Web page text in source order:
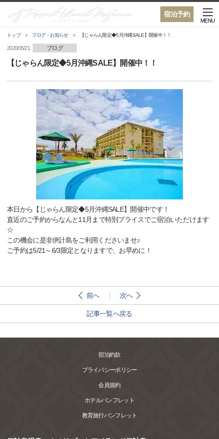
宿泊予約
MENU
トップ ブログ・お知らせ 【じゃらん限定◆5月沖縄SALE】開催中！！
2020/05/21 ブログ
【じゃらん限定◆5月沖縄SALE】開催中！！
本日から【じゃらん限定◆5月沖縄SALE】開催中です！
直近のご予約からなんと11月まで特別プライスでご宿泊いただけます
☆
この機会に是非伊計島をご利用くださいませ♪
ご予約は5/21～6/3限定となりますで、お早めに！
前へ 次へ
記事一覧へ戻る
宿泊約款
プライバシーポリシー
会員規約
ホテルパンフレット
教育旅行パンフレット